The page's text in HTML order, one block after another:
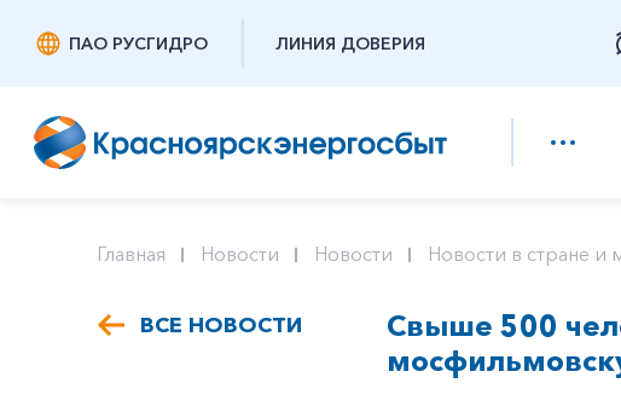
ПАО РУСГИДРО ЛИНИЯ ДОВЕРИЯ
Главная Новости Новости Новости в стране и
ВСЕ НОВОСТИ
Свыше 500